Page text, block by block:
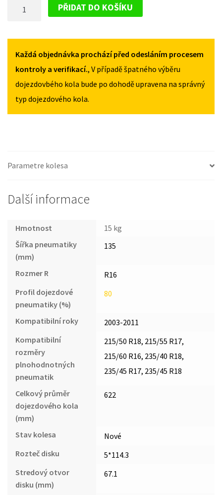
2011
2011
GRANDIS
2003-
2011
MNOŽSTVÍ
PŘIDAT DO KOŠÍKU
Každá objednávka prochází před odesláním procesem
kontroly a verifikací., V případě špatného výběru
dojezdovbého kola bude po dohodě upravena na správný
typ dojezdového kola.
Parametre kolesa
Další informace
Hmotnost
15 kg
Šířka pneumatiky
(mm)
135
Rozmer R
R16
Profil dojezdové
pneumatiky (%)
80
Kompatibilní roky
2003-2011
Kompatibilní
rozměry
plnohodnotných
pneumatik
215/50 R18, 215/55 R17,
215/60 R16, 235/40 R18,
235/45 R17, 235/45 R18
Celkový průměr
dojezdového kola
(mm)
622
Stav kolesa
Nové
Rozteč disku
5*114.3
Stredový otvor
disku (mm)
67.1